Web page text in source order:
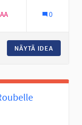
0
NÄYTÄ IDEA